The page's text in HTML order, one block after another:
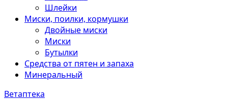
Шлейки
Миски, поилки, кормушки
Двойные миски
Миски
Бутылки
Средства от пятен и запаха
Минеральный
Ветаптека